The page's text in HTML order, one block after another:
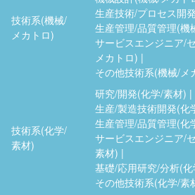
技術系(機械/
メカトロ)
生産技術/プロセス開
生産管理/品質管理(機
サービスエンジニア/
メカトロ)
その他技術系(機械/メ
技術系(化学/
素材)
研究/開発(化学/素材)
生産/製造技術開発(化
生産管理/品質管理(化
サービスエンジニア/
素材)
基礎/応用研究/分析(
その他技術系(化学/素